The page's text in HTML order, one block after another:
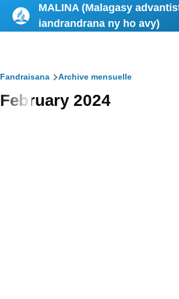
Skip to main content
MALINA (Malagasy
iandrandrana ny ho avy)
Breadcrumb
Fandraisana Archive mensuelle
February 2024